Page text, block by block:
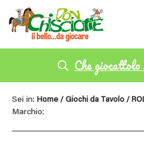
Che
Sei in: Home / Giochi da Tavolo /
Marchio: